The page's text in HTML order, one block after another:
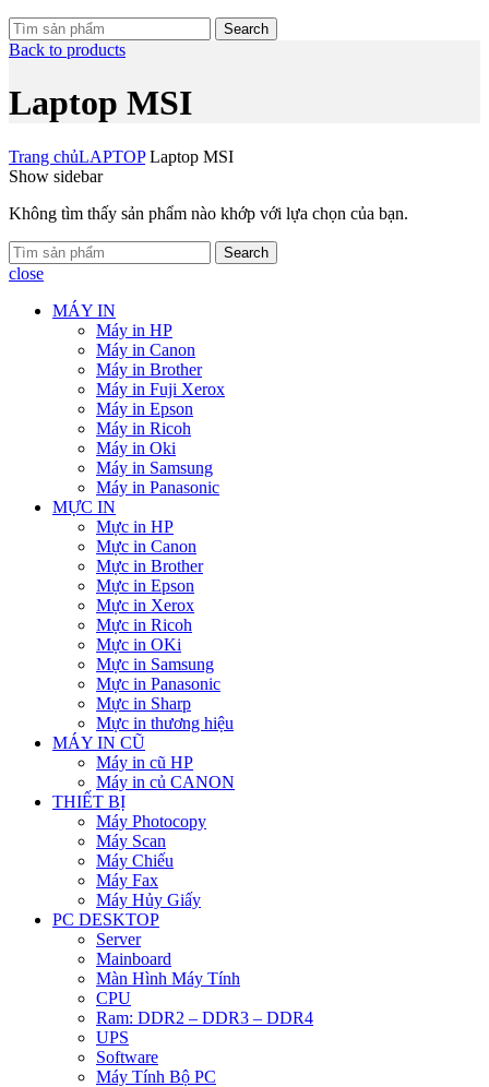
Search
Back to products
Laptop MSI
Trang chủLAPTOPLaptop MSI
Show sidebar
Không tìm thấy sản phẩm nào khớp với lựa chọn của bạn.
Search
close
MÁY IN
Máy in HP
Máy in Canon
Máy in Brother
Máy in Fuji Xerox
Máy in Epson
Máy in Ricoh
Máy in Oki
Máy in Samsung
Máy in Panasonic
MỰC IN
Mực in HP
Mực in Canon
Mực in Brother
Mực in Epson
Mực in Xerox
Mực in Ricoh
Mực in OKi
Mực in Samsung
Mực in Panasonic
Mực in Sharp
Mực in thương hiệu
MÁY IN CŨ
Máy in cũ HP
Máy in củ CANON
THIẾT BỊ
Máy Photocopy
Máy Scan
Máy Chiếu
Máy Fax
Máy Hủy Giấy
PC DESKTOP
Server
Mainboard
Màn Hình Máy Tính
CPU
Ram: DDR2 – DDR3 – DDR4
UPS
Software
Máy Tính Bộ PC